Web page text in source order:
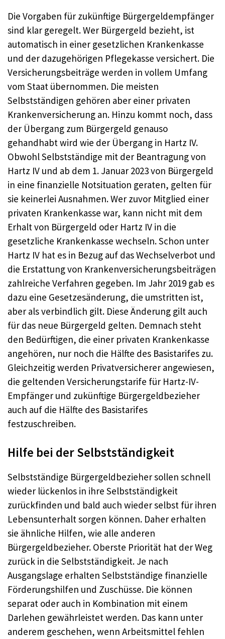
Die Vorgaben für zukünftige Bürgergeldempfänger
sind klar geregelt. Wer Bürgergeld bezieht, ist
automatisch in einer gesetzlichen Krankenkasse
und der dazugehörigen Pflegekasse versichert. Die
Versicherungsbeiträge werden in vollem Umfang
vom Staat übernommen. Die meisten
Selbstständigen gehören aber einer privaten
Krankenversicherung an. Hinzu kommt noch, dass
der Übergang zum Bürgergeld genauso
gehandhabt wird wie der Übergang in Hartz IV.
Obwohl Selbstständige mit der Beantragung von
Hartz IV und ab dem 1. Januar 2023 von Bürgergeld
in eine finanzielle Notsituation geraten, gelten für
sie keinerlei Ausnahmen. Wer zuvor Mitglied einer
privaten Krankenkasse war, kann nicht mit dem
Erhalt von Bürgergeld oder Hartz IV in die
gesetzliche Krankenkasse wechseln. Schon unter
Hartz IV hat es in Bezug auf das Wechselverbot und
die Erstattung von Krankenversicherungsbeiträgen
zahlreiche Verfahren gegeben. Im Jahr 2019 gab es
dazu eine Gesetzesänderung, die umstritten ist,
aber als verbindlich gilt. Diese Änderung gilt auch
für das neue Bürgergeld gelten. Demnach steht
den Bedürftigen, die einer privaten Krankenkasse
angehören, nur noch die Hälfte des Basistarifes zu.
Gleichzeitig werden Privatversicherer angewiesen,
die geltenden Versicherungstarife für Hartz-IV-
Empfänger und zukünftige Bürgergeldbezieher
auch auf die Hälfte des Basistarifes
festzuschreiben.
Hilfe bei der Selbstständigkeit
Selbstständige Bürgergeldbezieher sollen schnell
wieder lückenlos in ihre Selbstständigkeit
zurückfinden und bald auch wieder selbst für ihren
Lebensunterhalt sorgen können. Daher erhalten
sie ähnliche Hilfen, wie alle anderen
Bürgergeldbezieher. Oberste Priorität hat der Weg
zurück in die Selbstständigkeit. Je nach
Ausgangslage erhalten Selbstständige finanzielle
Förderungshilfen und Zuschüsse. Die können
separat oder auch in Kombination mit einem
Darlehen gewährleistet werden. Das kann unter
anderem geschehen, wenn Arbeitsmittel fehlen